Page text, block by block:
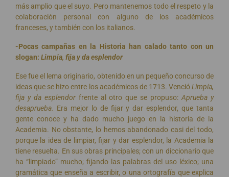
más amplio que el suyo. Pero mantenemos todo el respeto y la
colaboración personal con alguno de los académicos
franceses, y también con los italianos.
-Pocas campañas en la Historia han calado tanto con un
slogan: Limpia, fija y da esplendor
Ese fue el lema originario, obtenido en un pequeño concurso de
ideas que se hizo entre los académicos de 1713. VencióLimpia,
fija y da esplendorfrente al otro que se propuso:Aprueba y
desaprueba. Era mejor lo de fijar y dar esplendor, que tanta
gente conoce y ha dado mucho juego en la historia de la
Academia. No obstante, lo hemos abandonado casi del todo,
porque la idea de limpiar, fijar y dar esplendor, la Academia la
tiene resuelta. En sus obras principales; con un diccionario que
ha “limpiado” mucho; fijando las palabras del uso léxico; una
gramática que enseña a escribir, o una ortografía que explica